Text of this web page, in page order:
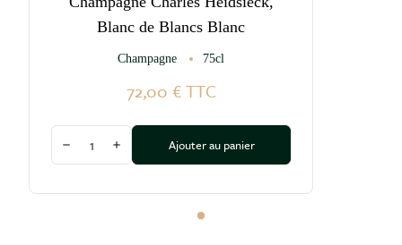
Blanc de Blancs Blanc
Champagne 75cl
72,00 €TTC
Diminuer la quantité
Augmenter la quantité
Ajouter au panier